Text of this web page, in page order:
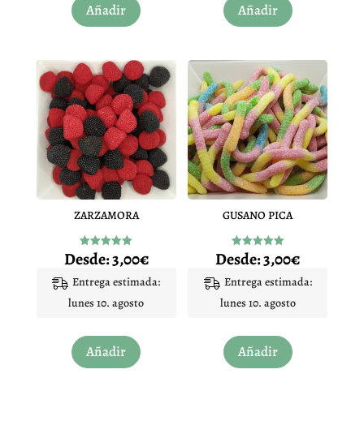
Añadir
producto
variantes.
Las
opciones
se
pueden
elegir
en
de
producto
Añadir
producto
variantes.
Las
opciones
se
pueden
elegir
en
la
de
producto
ZARZAMORA
Valorado
con
de 5
Desde:3,00€
Entrega estimada:
lunes 10. agosto
Añadir
producto
GUSANO PICA
Valorado
con
de 5
Desde:3,00€
Entrega estimada:
lunes 10. agosto
Añadir
producto